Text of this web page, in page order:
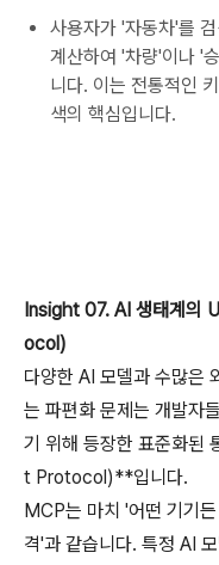
사용자가 '자동차'를
계산하여 '차량'이나 '
니다. 이는 전통적인
색의 핵심입니다.
Insight 07. AI 생태계의
ocol)
다양한 AI 모델과 수많은
는 파편화 문제는 개발자
기 위해 등장한 표준화
t Protocol)**입니다.
MCP는 마치 '어떤 기기
격'과 같습니다. 특정 AI